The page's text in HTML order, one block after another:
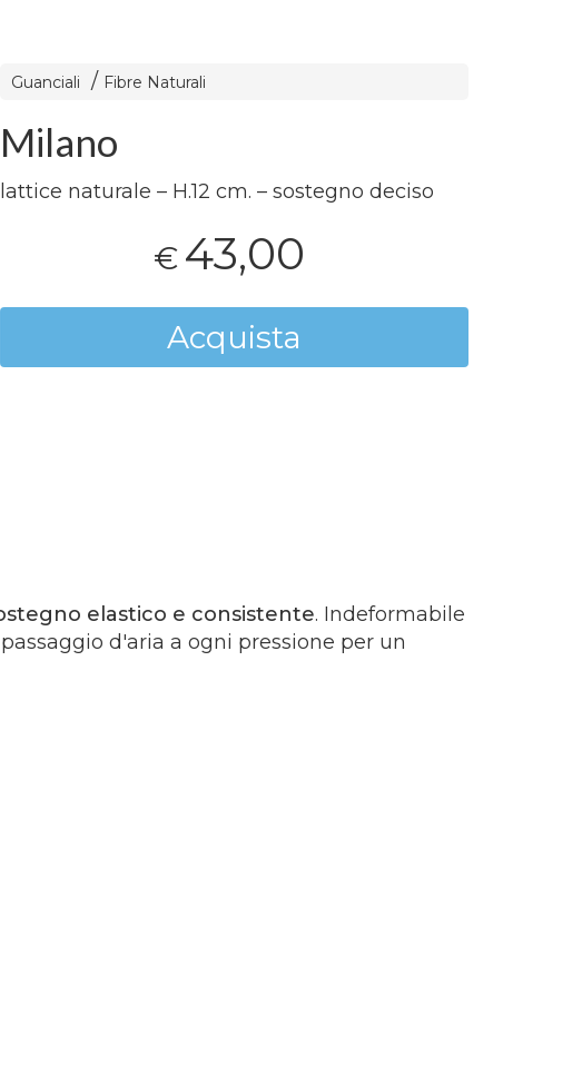
Guanciali Fibre Naturali
Milano
lattice naturale – H.12 cm. – sostegno deciso
€ 43,00
Acquista
elastico e consistente. Indeformabile
d'aria a ogni pressione per un